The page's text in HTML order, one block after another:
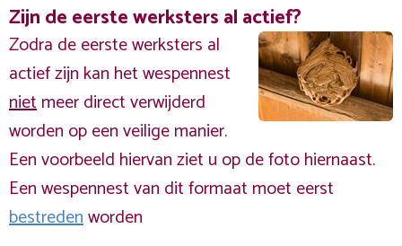
Zijn de eerste werksters al actief?
Zodra de eerste werksters al
actief zijn kan het wespennest
nietmeer direct verwijderd
worden op een veilige manier.
Een voorbeeld hiervan ziet u op de foto hiernaast.
Een wespennest van dit formaat moet eerst
bestredenworden